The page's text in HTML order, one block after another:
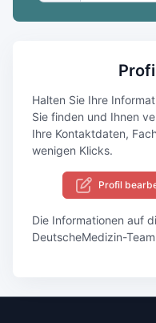
Halten Sie Ihre
Sie finden und Ihnen
Ihre Kontaktdaten,
wenigen Klicks.
Profil
Die Informationen auf
DeutscheMedizin-